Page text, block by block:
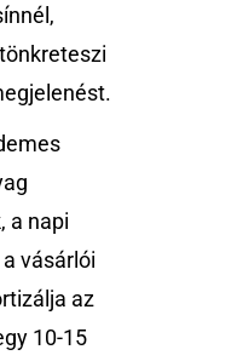
a napi
vásárlói
az
10-15